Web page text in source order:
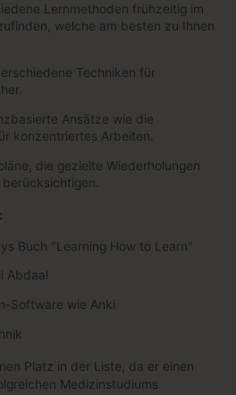
Lernmethoden frühzeitig im
welche am besten zu Ihnen
Techniken für
Ansätze wie die
konzentriertes Arbeiten.
die gezielte Wiederholungen
Buch "Learning How to Learn"
Abdaal
Software wie Anki
Platz in der Liste, da er einen
Medizinstudiums